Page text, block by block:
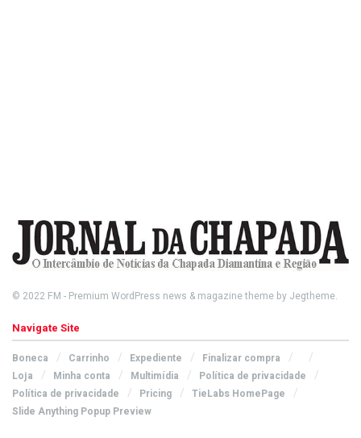
© 2022 FM - Premium WordPress news & magazine theme by Jegtheme.
Navigate Site
Boneca Carrinho Expediente
Finalizar compra
Loja
Minha conta Multimídia
Política de privacidade
Política de privacidade
Pricing
TieLabs HomePage
Slide Anything Popup Preview